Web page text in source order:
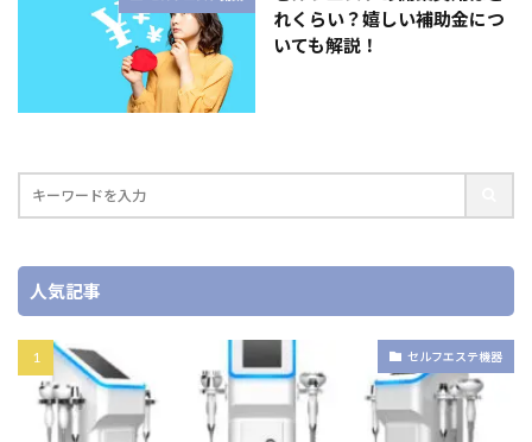
れくらい？嬉しい補助金につ
いても解説！
人気記事
セルフエステ機器